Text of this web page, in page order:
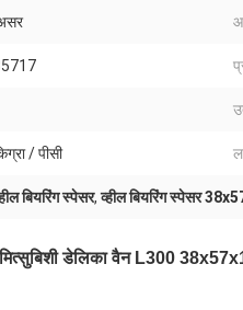
/ पीसी
बियरिंग स्पेसर,व्हील बियरिंग स्पेसर
डेलिका वैन L300